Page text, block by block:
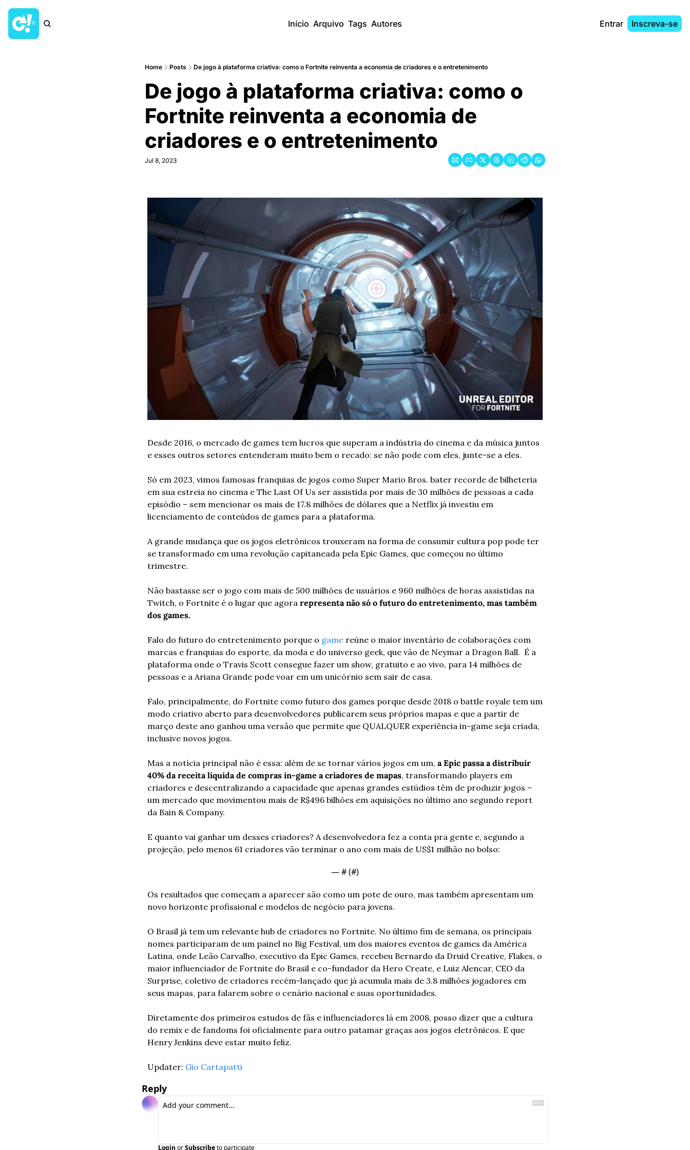
Início Arquivo Tags Autores Entrar Inscreva-se
Home Posts De jogo à plataforma criativa: como o Fortnite reinventa a economia de criadores e o entretenimento
De jogo à plataforma criativa: como o
Fortnite reinventa a economia de
criadores e o entretenimento
Jul 8, 2023
Desde 2016, o mercado de games tem lucros que superam a indústria do cinema e da música juntos
e esses outros setores entenderam muito bem o recado: se não pode com eles, junte-se a eles.
Só em 2023, vimos famosas franquias de jogos como Super Mario Bros. bater recorde de bilheteria
em sua estreia no cinema e The Last Of Us ser assistida por mais de 30 milhões de pessoas a cada
episódio – sem mencionar os mais de 17.8 milhões de dólares que a Netflix já investiu em
licenciamento de conteúdos de games para a plataforma.
A grande mudança que os jogos eletrônicos trouxeram na forma de consumir cultura pop pode ter
se transformado em uma revolução capitaneada pela Epic Games, que começou no último
trimestre.
Não bastasse ser o jogo com mais de 500 milhões de usuários e 960 milhões de horas assistidas na
Twitch, o Fortnite é o lugar que agora representa não só o futuro do entretenimento, mas também
dos games.
Falo do futuro do entretenimento porque o game reúne o maior inventário de colaborações com
marcas e franquias do esporte, da moda e do universo geek, que vão de Neymar a Dragon Ball.  É a
plataforma onde o Travis Scott consegue fazer um show, gratuito e ao vivo, para 14 milhões de
pessoas e a Ariana Grande pode voar em um unicórnio sem sair de casa.
Falo, principalmente, do Fortnite como futuro dos games porque desde 2018 o battle royale tem um
modo criativo aberto para desenvolvedores publicarem seus próprios mapas e que a partir de
março deste ano ganhou uma versão que permite que QUALQUER experiência in-game seja criada,
inclusive novos jogos.
Mas a notícia principal não é essa: além de se tornar vários jogos em um, a Epic passa a distribuir
40% da receita líquida de compras in-game a criadores de mapas, transformando players em
criadores e descentralizando a capacidade que apenas grandes estúdios têm de produzir jogos –
um mercado que movimentou mais de R$496 bilhões em aquisições no último ano segundo report
da Bain & Company.
E quanto vai ganhar um desses criadores? A desenvolvedora fez a conta pra gente e, segundo a
projeção, pelo menos 61 criadores vão terminar o ano com mais de US$1 milhão no bolso:
— # (#)
Os resultados que começam a aparecer são como um pote de ouro, mas também apresentam um
novo horizonte profissional e modelos de negócio para jovens.
O Brasil já tem um relevante hub de criadores no Fortnite. No último fim de semana, os principais
nomes participaram de um painel no Big Festival, um dos maiores eventos de games da América
Latina, onde Leão Carvalho, executivo da Epic Games, recebeu Bernardo da Druid Creative, Flakes, o
maior influenciador de Fortnite do Brasil e co-fundador da Hero Create, e Luiz Alencar, CEO da
Surprise, coletivo de criadores recém-lançado que já acumula mais de 3.8 milhões jogadores em
seus mapas, para falarem sobre o cenário nacional e suas oportunidades.
Diretamente dos primeiros estudos de fãs e influenciadores lá em 2008, posso dizer que a cultura
do remix e de fandoms foi oficialmente para outro patamar graças aos jogos eletrônicos. E que
Henry Jenkins deve estar muito feliz.
Updater: Gio Cartapatti
Reply
Login orSubscribeto participate